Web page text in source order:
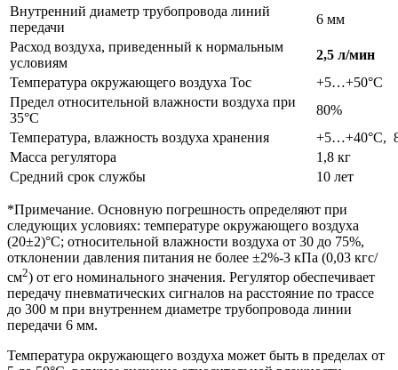
Внутренний диаметр трубопровода линий
передачи
6 мм
Расход воздуха, приведенный к нормальным
условиям
2,5 л/мин
Температура окружающего воздуха Тос
+5…+50°С
Предел относительной влажности воздуха при
35°С
80%
Температура, влажность воздуха хранения
+5…+40°С,
Масса регулятора
1,8 кг
Средний срок службы
10 лет
*Примечание. Основную погрешность определяют при
следующих условиях: температуре окружающего воздуха
(20±2)°С; относительной влажности воздуха от 30 до 75%,
отклонении давления питания не более ±2%-3 кПа (0,03 кгс/
см2) от его номинального значения. Регулятор обеспечивает
передачу пневматических сигналов на расстояние по трассе
до 300 м при внутреннем диаметре трубопровода линии
передачи 6 мм.
Температура окружающего воздуха может быть в пределах от